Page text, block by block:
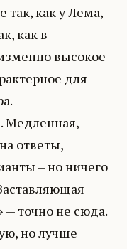
так, как у Лема,
как в
высокое
для
Медленная,
ответы,
– но ничего
— точно не сюда.
но лучше